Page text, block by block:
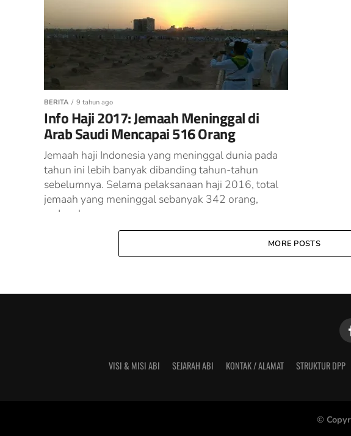
BERITA 9 tahun ago
Info Haji 2017: Jemaah Meninggal di
Arab Saudi Mencapai 516 Orang
Jemaah haji Indonesia yang meninggal dunia pada
tahun ini lebih banyak dibanding tahun-tahun
sebelumnya. Selama pelaksanaan haji 2016, total
jemaah yang meninggal sebanyak 342 orang,
sedangkan...
MORE POSTS
VISI & MISI ABI SEJARAH ABI KONTAK / ALAMAT STRUKTUR DPP
©